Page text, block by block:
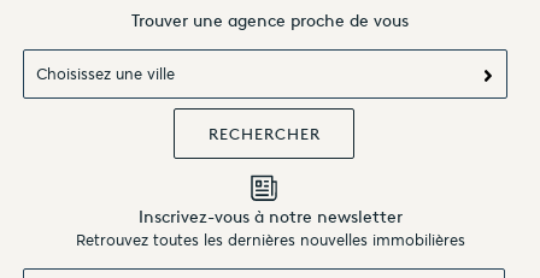
Trouver une agence proche de vous
Choisissez une ville
Inscrivez-vous à notre newsletter
Retrouvez toutes les dernières nouvelles immobilières